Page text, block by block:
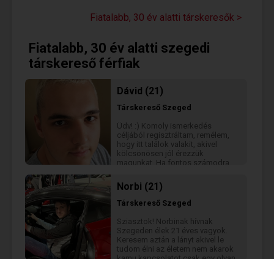
Fiatalabb, 30 év alatti társkeresők >
Fiatalabb, 30 év alatti szegedi
társkereső férfiak
Dávid (21)
Társkereső Szeged
Üdv! :) Komoly ismerkedés
céljából regisztráltam, remélem,
hogy itt találok valakit, akivel
kölcsönösen jól érezzük
magunkat. Ha fontos számodra
írj bátran... :)
Norbi (21)
Társkereső Szeged
Sziasztok! Norbinak hívnak
Szegeden élek 21 éves vagyok.
Keresem aztán a lányt akivel le
tudom élni az életem nem akarok